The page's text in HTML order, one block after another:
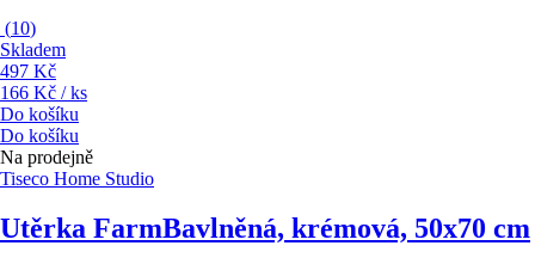
(10)
Skladem
497 Kč
166 Kč / ks
Do košíku
Do košíku
Na prodejně
Tiseco Home Studio
Utěrka FarmBavlněná, krémová, 50x70 cm